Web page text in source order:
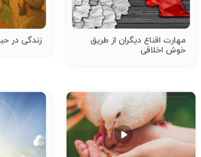
مهارت اقناع دیگران از طریق
خوش اخلاقی
زندگی در